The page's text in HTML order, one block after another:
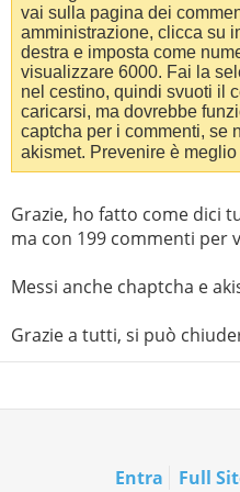
vai sulla pagina dei
amministrazione, clicca su
destra e imposta come
visualizzare 6000. Fai la
nel cestino, quindi svuoti il
caricarsi, ma dovrebbe
captcha per i commenti, se
akismet. Prevenire è meglio
Grazie, ho fatto come dici
ma con 199 commenti per
Messi anche chaptcha e
Grazie a tutti, si può
Entra Full